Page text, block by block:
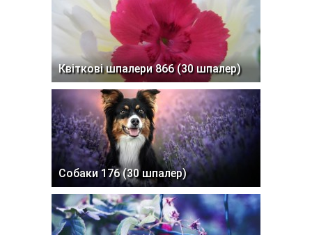
Квіткові шпалери 866 (30 шпалер)
Собаки 176 (30 шпалер)